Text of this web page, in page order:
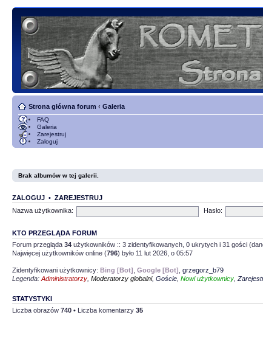
Strona główna forum ‹ Galeria
FAQ
Galeria
Zarejestruj
Zaloguj
Brak albumów w tej galerii.
ZALOGUJ • ZAREJESTRUJ
Nazwa użytkownika:
Hasło:
KTO PRZEGLĄDA FORUM
Forum przegląda 34 użytkowników :: 3 zidentyfikowanych, 0 ukrytych i 31 gości
Najwięcej użytkowników online (796) było 11 lut 2026, o 05:57
Zidentyfikowani użytkownicy: Bing [Bot] Google [Bot] grzegorz_b79
Legenda: Administratorzy Moderatorzy globalni, Goście Nowi użytkownicy
STATYSTYKI
Liczba obrazów 740 • Liczba komentarzy 35